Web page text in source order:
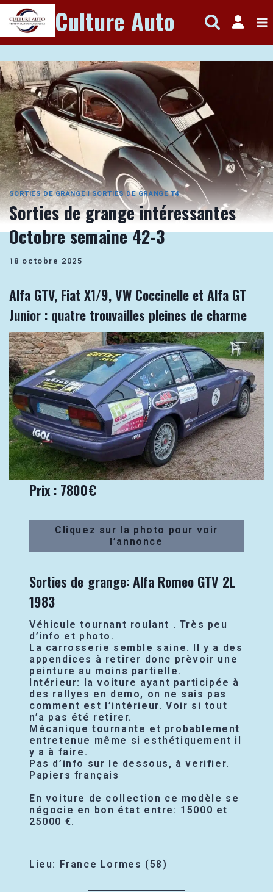
Aller
au
contenu
Culture Auto
SORTIES DE GRANGE| SORTIES DE GRANGE T4
Sorties de grange intéressantes
Octobre semaine 42-3
18 octobre 2025
Alfa GTV, Fiat X1/9, VW Coccinelle et Alfa GT
Junior : quatre trouvailles pleines de charme
Prix : 7800€
Cliquez sur la photo pour voir
l’annonce
Sorties de grange: Alfa Romeo GTV 2L
1983
Véhicule tournant roulant . Très peu
d’info et photo.
La carrosserie semble saine. Il y a des
appendices à retirer donc prèvoir une
peinture au moins partielle.
Intérieur: la voiture ayant participée à
des rallyes en demo, on ne sais pas
comment est l’intérieur. Voir si tout
n’a pas été retirer.
Mécanique tournante et probablement
entretenue même si esthétiquement il
y a à faire.
Pas d’info sur le dessous, à verifier.
Papiers français
En voiture de collection ce modèle se
négocie en bon état entre: 15000 et
25000 €.
Lieu: France Lormes (58)